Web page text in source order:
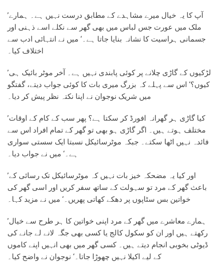
’آپ کا یہ خیال میرے مشاہدے کے مطابق درست نہیں ہے۔ ہمارے
ملک میں عورت جس لباس میں بھی گھر سے نکلے اسے ذہنی اور
جسمانی ہراسیت کا نشانہ بنایا جاتا ہے۔‘ میں نے انتہائی ادب سے
اختلاف کیا۔
’لڑکیوں کے گاڑی چلانے پر کوئی پابندی نہیں ہے۔ آخر موٹر بائیک ہی
کیوں؟‘ اس سے پہلے کہ بزرگ میری بات کا کوئی جواب دیتے، گفتگو
’کیا گاڑی ہر گھرانہ افورڈ کر سکتا ہے؟ پھر سب کے کام کے اوقات
مختلف ہوتے ہیں۔ اگر گاڑی ہو بھی تو گھر کے تمام افراد اس سے
فائدہ نہیں اٹھا سکتے۔ جبکہ موٹرسائیکل نسبتا ایک سستی سواری
’اور کیا یہ مضحکہ خیز بات نہیں کہ موٹرسائیکل تک رسائی کے
باعث گھر کے مرد تو سہولت کے ساتھ سفر کریں اور اسی گھر کی
خواتین بس سٹاپوں پر دھکے کھاتی پھریں۔‘ میں نے مزید کہا۔
’ہمارے معاشرے میں گھر کے مرد اپنی خواتین کا ہر طرح سے خیال
رکھتے ہیں اور ان کو سکول کالج یا کسی بھی جگہ لانے لے جانے کی
ڈیوٹی بخوبی انجام دیتے ہیں۔ کسی گھر میں بھی انہیں اپنے کاموں
کے لیے اکیلا نہیں چھوڑا جاتا۔‘ نوجوان نے واضح کیا۔